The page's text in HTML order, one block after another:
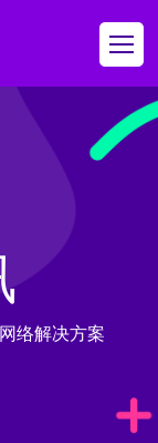
络解决方案